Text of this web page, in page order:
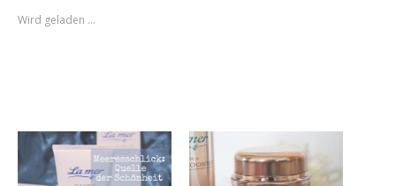
Wird geladen …